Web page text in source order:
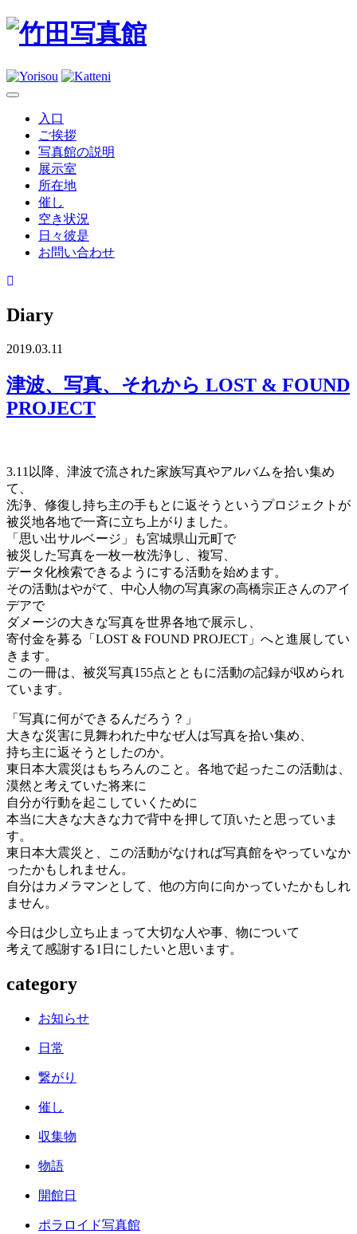
入口
ご挨拶
写真館の説明
展示室
所在地
催し
空き状況
日々彼是
お問い合わせ
Diary
2019.03.11
津波、写真、それから LOST & FOUND
PROJECT
3.11以降、津波で流された家族写真やアルバムを拾い集め
て、
洗浄、修復し持ち主の手もとに返そうというプロジェクトが
被災地各地で一斉に立ち上がりました。
「思い出サルベージ」も宮城県山元町で
被災した写真を一枚一枚洗浄し、複写、
データ化検索できるようにする活動を始めます。
その活動はやがて、中心人物の写真家の高橋宗正さんのアイ
デアで
ダメージの大きな写真を世界各地で展示し、
寄付金を募る「LOST & FOUND PROJECT」へと進展してい
きます。
この一冊は、被災写真155点とともに活動の記録が収められ
ています。
「写真に何ができるんだろう？」
大きな災害に見舞われた中なぜ人は写真を拾い集め、
持ち主に返そうとしたのか。
東日本大震災はもちろんのこと。各地で起ったこの活動は、
漠然と考えていた将来に
自分が行動を起こしていくために
本当に大きな大きな力で背中を押して頂いたと思っていま
す。
東日本大震災と、この活動がなければ写真館をやっていなか
ったかもしれません。
自分はカメラマンとして、他の方向に向かっていたかもしれ
ません。
今日は少し立ち止まって大切な人や事、物について
考えて感謝する1日にしたいと思います。
category
お知らせ
日常
繋がり
催し
収集物
物語
開館日
ポラロイド写真館